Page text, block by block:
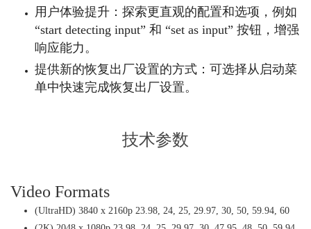
用户体验提升：探索更直观的配置和选项，例如
“start detecting input” 和 “set as input” 按钮，增强
响应能力。
提供新的恢复出厂设置的方式：可选择从启动菜
单中快速完成恢复出厂设置。
技术参数
Video Formats
(UltraHD) 3840 x 2160p 23.98, 24, 25, 29.97, 30, 50, 59.94, 60